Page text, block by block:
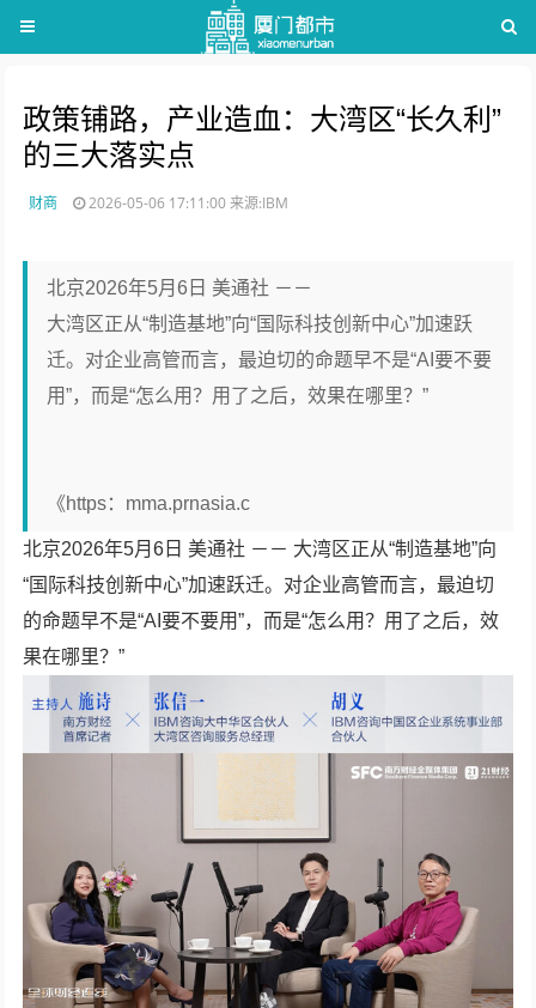
政策铺路，产业造血：大湾区“长久利”
的三大落实点
财商 2026-05-06 17:11:00来源:IBM
北京2026年5月6日 美通社 －－
大湾区正从“制造基地”向“国际科技创新中心”加速跃
迁。对企业高管而言，最迫切的命题早不是“AI要不要
用”，而是“怎么用？用了之后，效果在哪里？”
《https：mma.prnasia.c
北京2026年5月6日 美通社 －－ 大湾区正从“制造基地”向
“国际科技创新中心”加速跃迁。对企业高管而言，最迫切
的命题早不是“AI要不要用”，而是“怎么用？用了之后，效
果在哪里？”